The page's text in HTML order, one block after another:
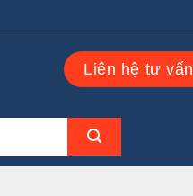
Liên hệ tư vấn